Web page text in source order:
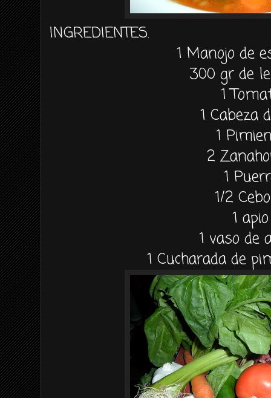
INGREDIENTES.
1 Manojo de
300 gr de
1
1 Cabeza
1
2
1
1/2
1 apio
1 vaso de
1 Cucharada de